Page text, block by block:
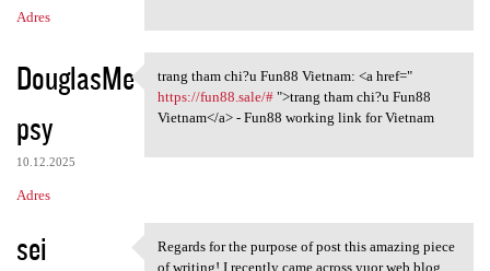
Adres
DouglasMe
psy
10.12.2025
Adres
trang tham chi?u Fun88
trang tham chi?u Fun88 Vietnam: <a href="
https://fun88.sale/#">trang tham chi?u Fun88
Vietnam</a> - Fun88 working link for Vietnam
sei Regards for the purpose of
Regards for the purpose of post this amazing piece
of writing! I recently came across yuor web blog